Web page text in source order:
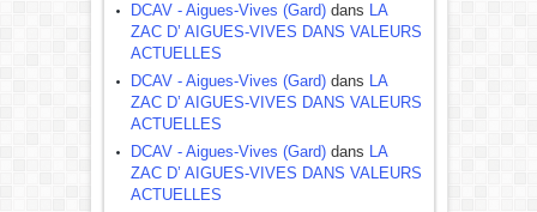
DCAV - Aigues-Vives (Gard)dans LA
ZAC D’ AIGUES-VIVES DANS VALEURS
ACTUELLES
DCAV - Aigues-Vives (Gard)dans LA
ZAC D’ AIGUES-VIVES DANS VALEURS
ACTUELLES
DCAV - Aigues-Vives (Gard)dans LA
ZAC D’ AIGUES-VIVES DANS VALEURS
ACTUELLES